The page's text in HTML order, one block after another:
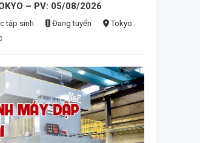
– PV: 05/08/2026
tập sinh Đang tuyển
Tokyo